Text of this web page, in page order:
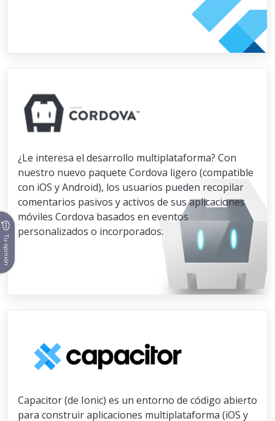
¿Le interesa el desarrollo multiplataforma? Con
nuestro nuevo paquete Cordova ligero (compatible
con iOS y Android), los usuarios pueden recopilar
comentarios pasivos y activos de sus aplicaciones
móviles Cordova basados en eventos
personalizados o incorporados.
Capacitor (de Ionic) es un entorno de código abierto
para construir aplicaciones multiplataforma (iOS y
Tu opinión